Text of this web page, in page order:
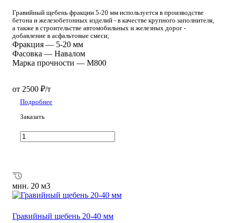
Гравийный щебень фракции 5-20 мм используется в производстве
бетона и железобетонных изделий - в качестве крупного заполнителя,
а также в строительстве автомобильных и железных дорог -
добавление в асфальтовые смеси;
Фракция — 5-20 мм
Фасовка — Навалом
Марка прочности — М800
от 2500 ₽/т
Подробнее
Заказать
мин. 20 м3
Гравийный щебень 20-40 мм